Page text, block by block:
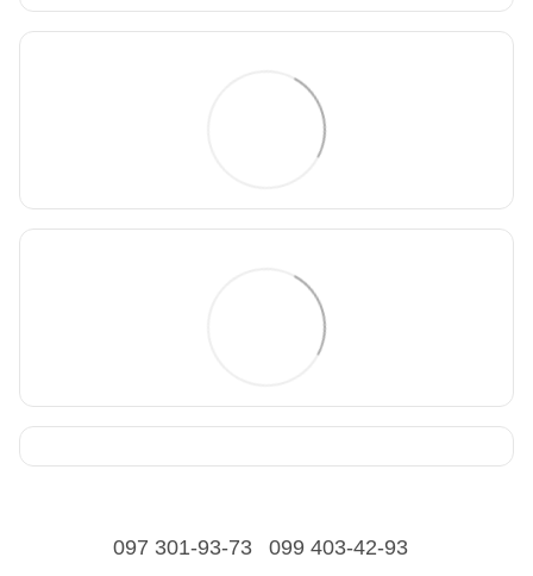
097 301-93-73 099 403-42-93